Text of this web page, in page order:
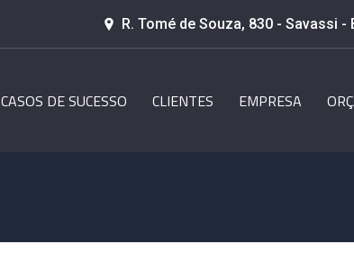
R. Tomé de Souza, 830 - Savassi
CASOS DE SUCESSO CLIENTES EMPRESA